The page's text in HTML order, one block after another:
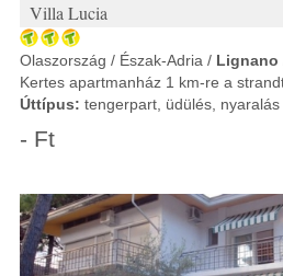
Villa Lucia
Olaszország / Észak-Adria / Lignano
Kertes apartmanház 1 km-re a
Úttípus: tengerpart, üdülés, nyaralás
- Ft